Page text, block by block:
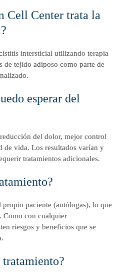
Cell Center trata la
intersticial utilizando terapia
de tejido adiposo como parte de
esperar del
del dolor, mejor control
de vida. Los resultados varían y
tratamientos adicionales.
paciente (autólogas), lo que
Como con cualquier
riesgos y beneficios que se
tratamiento?